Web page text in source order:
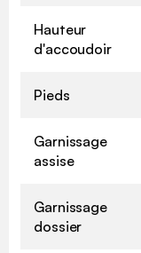
Hauteur
d'accoudoir
Pieds
Garnissage
assise
Garnissage
dossier